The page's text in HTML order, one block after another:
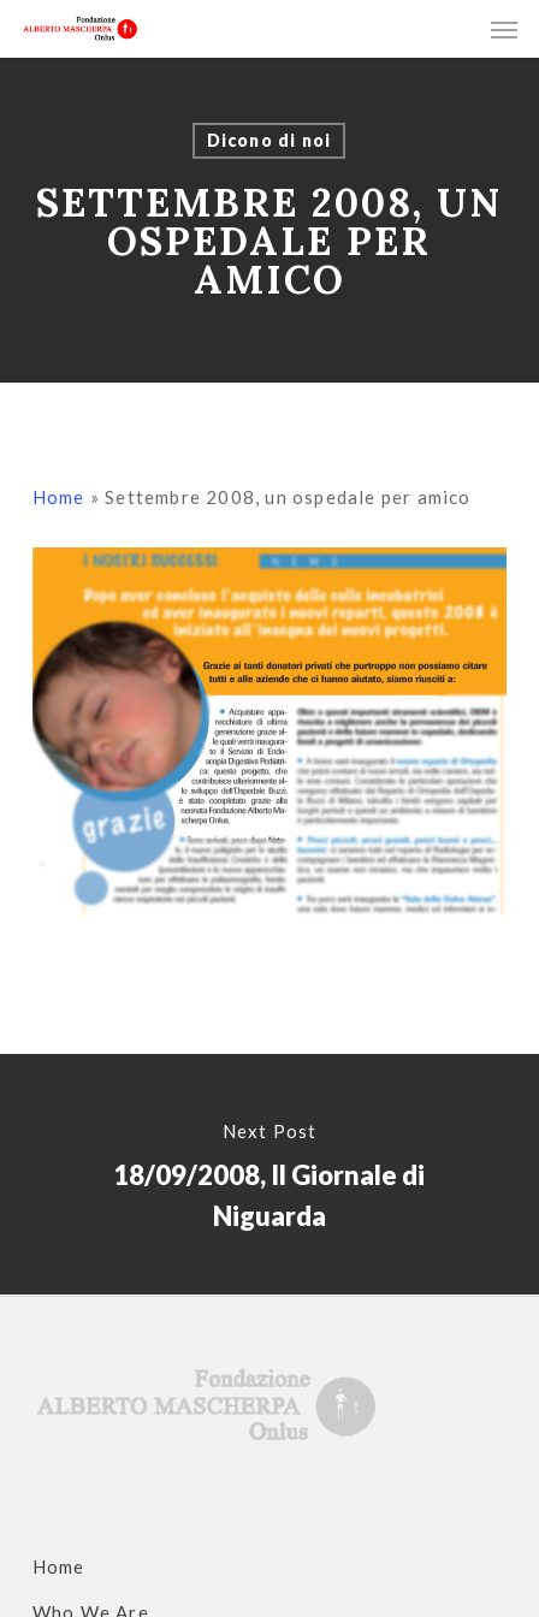
to
Dicono di noi
SETTEMBRE 2008, UN
OSPEDALE PER
AMICO
Home »Settembre 2008, un ospedale per amico
Next Post
18/09/2008, Il Giornale di
Niguarda
Home
Who We Are
Menu